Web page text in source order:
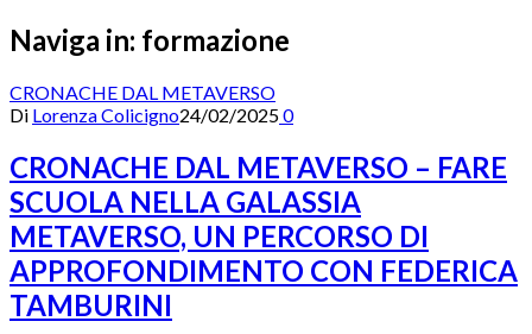
Naviga in: formazione
CRONACHE DAL METAVERSO
Di Lorenza Colicigno24/02/20250
CRONACHE DAL METAVERSO – FARE
SCUOLA NELLA GALASSIA
METAVERSO, UN PERCORSO DI
APPROFONDIMENTO CON FEDERICA
TAMBURINI